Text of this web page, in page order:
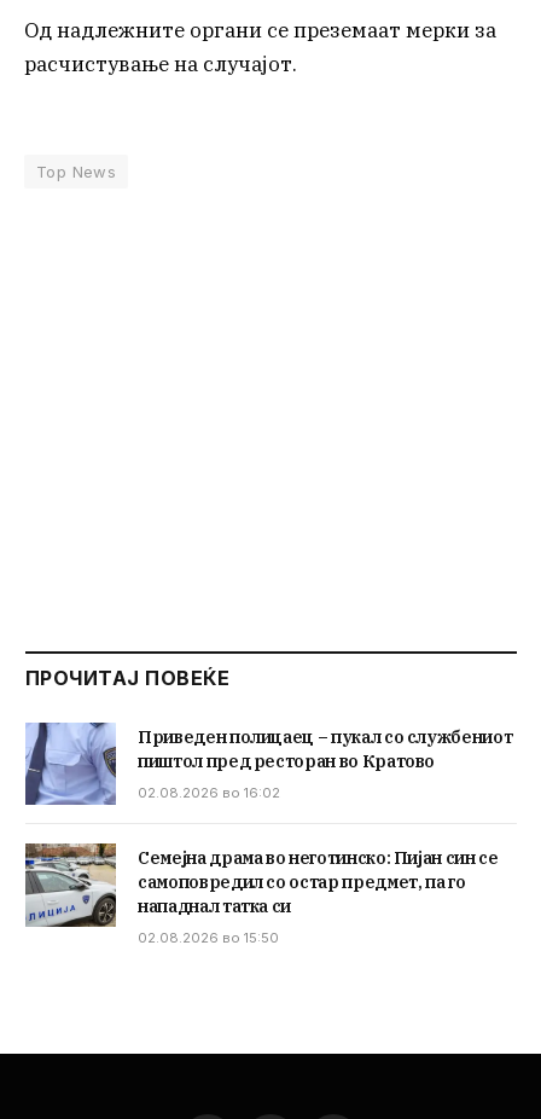
Од надлежните органи се преземаат мерки за
расчистување на случајот.
Top News
ПРОЧИТАЈ ПОВЕЌЕ
Приведен полицаец – пукал со службениот
пиштол пред ресторан во Кратово
02.08.2026 во 16:02
Семејна драма во неготинско: Пијан син се
самоповредил со остар предмет, па го
нападнал татка си
02.08.2026 во 15:50